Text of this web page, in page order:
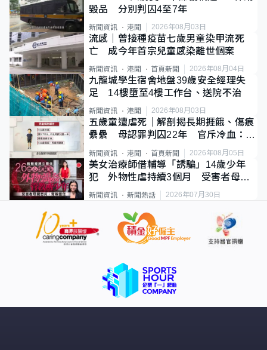
毀品 分別判囚4至7年
新聞資訊 港聞 2026年08月03日
流感｜曾接種疫苗七歲男童染甲流死
亡 成今年首宗兒童感染離世個案
新聞資訊 港聞 首頁新聞 2026年08月04日
九龍城學生宿舍地盤39歲安全經理失
足 14樓墮至4樓工作台、送院不治
新聞資訊 港聞 2026年08月03日
五歲童遭虐死｜解剖揭長期捱餓、傷痕
纍纍 母認罪判囚22年 官斥冷血：同
類案最惡劣
新聞資訊 港聞 首頁新聞 2026年08月05日
美女治療師借輔導「誘騙」14歲少年
犯 外物性虐持續3個月 受害者母：
要保護其他人
新聞資訊 新聞熱話 2026年07月30日